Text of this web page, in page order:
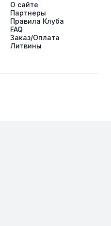
О сайте
Партнеры
Правила Клуба
FAQ
Заказ/Оплата
Литвины